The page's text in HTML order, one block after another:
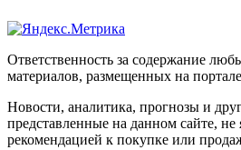
Ответственность за содержание
материалов, размещенных на
Новости, аналитика, прогнозы и
представленные на данном сайте,
рекомендацией к покупке или